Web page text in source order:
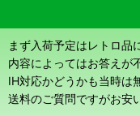
まず入荷予定はレトロ
内容によってはお答えが
IH対応かどうかも当時は
送料のご質問ですがお安